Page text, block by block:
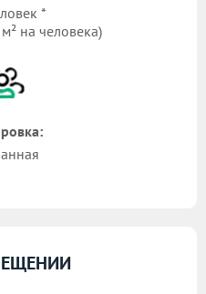
*
на человека)